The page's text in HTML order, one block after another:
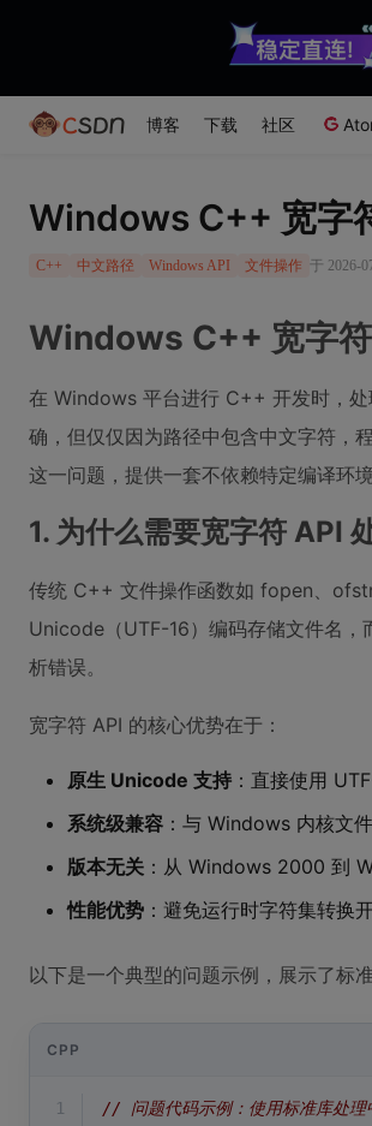
博客 下载 社区
Windows C++ 宽字
C++ 中文路径 Windows API 文件操作 于 2026-
Windows C++ 宽字
在 Windows 平台进行 C++ 开发时，处
确，但仅仅因为路径中包含中文字符，
这一问题，提供一套不依赖特定编译环
1. 为什么需要宽字符 API
传统 C++ 文件操作函数如 fopen、
Unicode（UTF-16）编码存储文件名，
析错误。
宽字符 API 的核心优势在于：
原生 Unicode 支持 ：直接使用
系统级兼容 ：与 Windows 内核文
版本无关 ：从 Windows 2000 到
性能优势 ：避免运行时字符集转换
以下是一个典型的问题示例，展示了标
CPP
1
// 问题代码示例：使用标准库处理